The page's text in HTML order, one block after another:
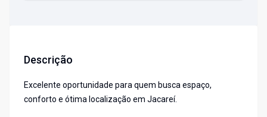
Descrição
Excelente oportunidade para quem busca espaço,
conforto e ótima localização em Jacareí.